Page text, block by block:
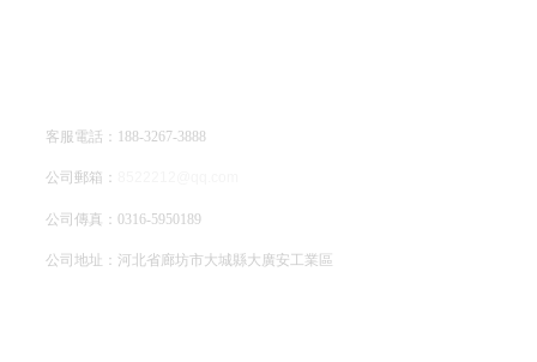
公司地址：河北省廊坊市大城縣大廣安工業區
公司傳真：0316-5950189
公司郵箱：
客服電話：188-3267-3888